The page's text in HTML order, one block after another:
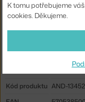
Područky:
s
dubové
Kód produktu AND-
K tomu potřebujeme
cookies. Děkujeme.